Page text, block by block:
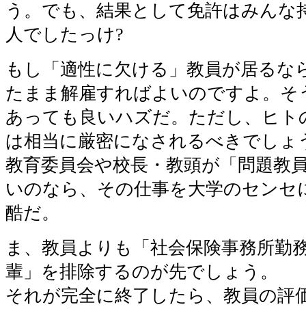
う。でも、結果として免許はみんな
人でしたっけ?
もし「適性に欠ける」教員が居るな
たまま解雇すればよいのですよ。そ
あっても良いハズだ。ただし、ヒト
は相当に厳密になされるべきでしょ
教育委員会や校長・教頭が「問題教
いのなら、その仕事を大学のセンセ
酷だ。
ま、教員よりも「社会保険事務所勤
輩」を排除するのが先でしょう。
それが完全に終了したら、教員の評